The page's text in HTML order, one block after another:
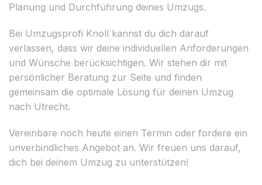
Planung und Durchführung deines Umzugs.
Bei Umzugsprofi Knoll kannst du dich darauf
verlassen, dass wir deine individuellen Anforderungen
und Wünsche berücksichtigen. Wir stehen dir mit
persönlicher Beratung zur Seite und finden
gemeinsam die optimale Lösung für deinen Umzug
nach Utrecht.
Vereinbare noch heute einen Termin oder fordere ein
unverbindliches Angebot an. Wir freuen uns darauf,
dich bei deinem Umzug zu unterstützen!